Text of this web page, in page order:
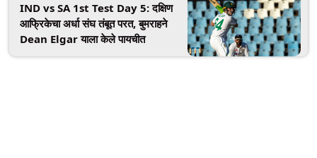
IND vs SA 1st Test Day 5: दक्षिण
आफ्रिकेचा अर्धा संघ तंबूत परत, बुमराहने
Dean Elgar याला केले पायचीत